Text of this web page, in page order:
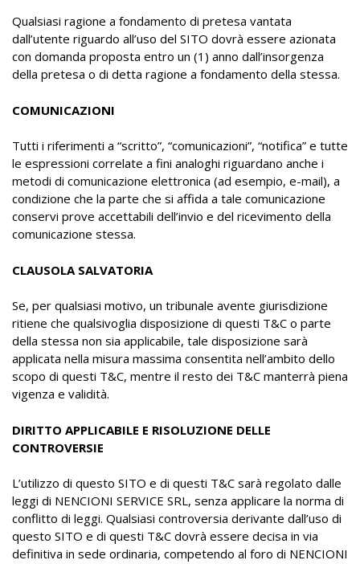
Qualsiasi ragione a fondamento di pretesa vantata
dall’utente riguardo all’uso del SITO dovrà essere azionata
con domanda proposta entro un (1) anno dall’insorgenza
della pretesa o di detta ragione a fondamento della stessa.
COMUNICAZIONI
Tutti i riferimenti a “scritto”, “comunicazioni”, “notifica” e tutte
le espressioni correlate a fini analoghi riguardano anche i
metodi di comunicazione elettronica (ad esempio, e-mail), a
condizione che la parte che si affida a tale comunicazione
conservi prove accettabili dell’invio e del ricevimento della
comunicazione stessa.
CLAUSOLA SALVATORIA
Se, per qualsiasi motivo, un tribunale avente giurisdizione
ritiene che qualsivoglia disposizione di questi T&C o parte
della stessa non sia applicabile, tale disposizione sarà
applicata nella misura massima consentita nell’ambito dello
scopo di questi T&C, mentre il resto dei T&C manterrà piena
vigenza e validità.
DIRITTO APPLICABILE E RISOLUZIONE DELLE
CONTROVERSIE
L’utilizzo di questo SITO e di questi T&C sarà regolato dalle
leggi di NENCIONI SERVICE SRL, senza applicare la norma di
conflitto di leggi. Qualsiasi controversia derivante dall’uso di
questo SITO e di questi T&C dovrà essere decisa in via
definitiva in sede ordinaria, competendo al foro di NENCIONI